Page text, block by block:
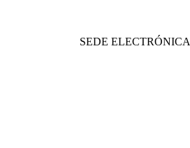
SEDE ELECTRÓNICA